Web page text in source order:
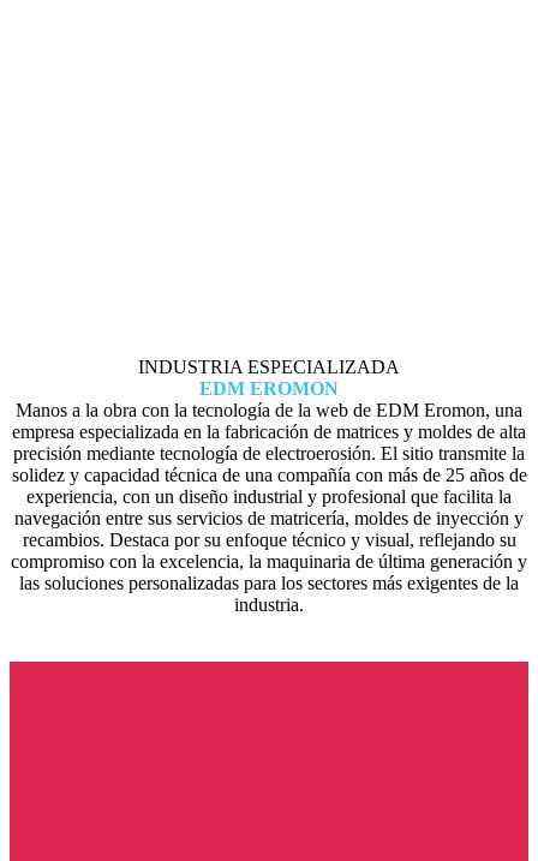
INDUSTRIA ESPECIALIZADA
EDM EROMON
Manos a la obra con la tecnología de la web de EDM Eromon, una
empresa especializada en la fabricación de matrices y moldes de alta
precisión mediante tecnología de electroerosión. El sitio transmite la
solidez y capacidad técnica de una compañía con más de 25 años de
experiencia, con un diseño industrial y profesional que facilita la
navegación entre sus servicios de matricería, moldes de inyección y
recambios. Destaca por su enfoque técnico y visual, reflejando su
compromiso con la excelencia, la maquinaria de última generación y
las soluciones personalizadas para los sectores más exigentes de la
industria.